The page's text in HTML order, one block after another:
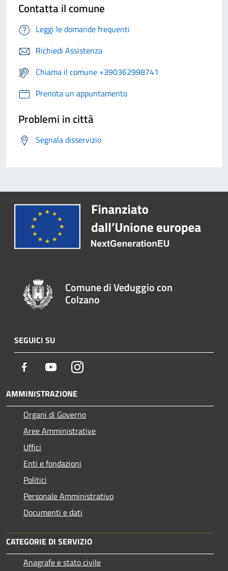
Contatta il comune
Leggi le domande frequenti
Richiedi Assistenza
Chiama il comune +390362998741
Prenota un appuntamento
Problemi in città
Segnala disservizio
Comune di Veduggio con
Colzano
SEGUICI SU
Facebook YoutubeInstagram
AMMINISTRAZIONE
Organi di Governo
Aree Amministrative
Uffici
Enti e fondazioni
Politici
Personale Amministrativo
Documenti e dati
CATEGORIE DI SERVIZIO
Anagrafe e stato civile